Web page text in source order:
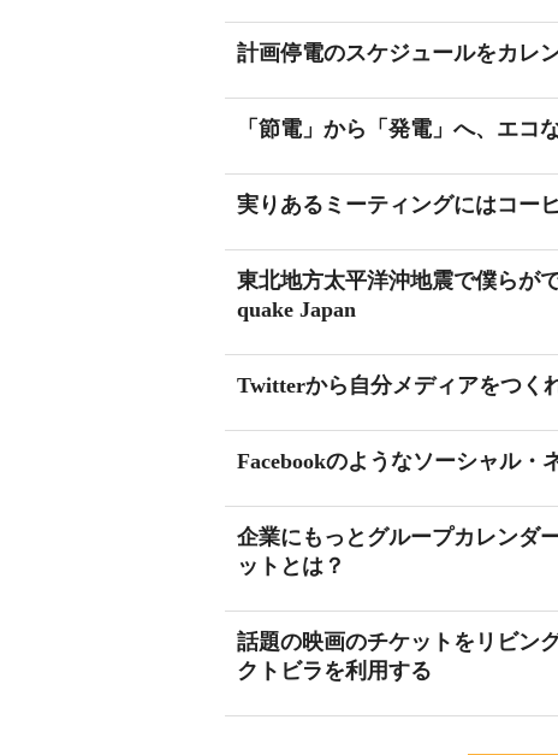
計画停電のスケジュールをカレ
「節電」から「発電」へ、エコ
実りあるミーティングにはコー
東北地方太平洋沖地震で僕らが
quake Japan
Twitterから自分メディアをつく
Facebookのようなソーシャル・
企業にもっとグループカレンダ
ットとは？
話題の映画のチケットをリビン
クトビラを利用する